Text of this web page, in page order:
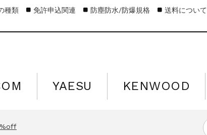
YAESU KENWOOD
種類 免許申込関連 防塵防水/防爆規格 送料について
ーン15%off